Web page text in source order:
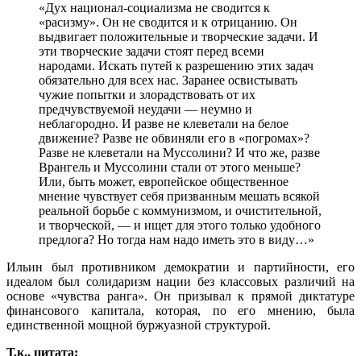
«Дух национал-социализма не сводится к
«расизму». Он не сводится и к отрицанию. Он
выдвигает положительные и творческие задачи. И
эти творческие задачи стоят перед всеми
народами. Искать путей к разрешению этих задач
обязательно для всех нас. Заранее освистывать
чужие попытки и злорадствовать от их
предчувствуемой неудачи — неумно и
неблагородно. И разве не клеветали на белое
движение? Разве не обвиняли его в «погромах»?
Разве не клеветали на Муссолини? И что же, разве
Врангель и Муссолини стали от этого меньше?
Или, быть может, европейское общественное
мнение чувствует себя призванным мешать всякой
реальной борьбе с коммунизмом, и очистительной,
и творческой, — и ищет для этого только удобного
предлога? Но тогда нам надо иметь это в виду…»
Ильин был противником демократии и партийности, его
идеалом был солидаризм нации без классовых различий на
основе «чувства ранга». Он призывал к прямой диктатуре
финансового капитала, которая, по его мнению, была
единственной мощной буржуазной структурой.
Т.к., цитата: